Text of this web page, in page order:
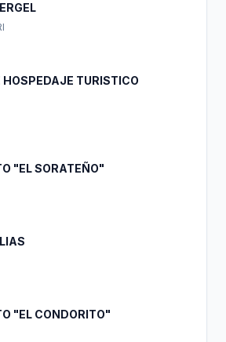
HOSPEDAJE TURISTICO
"EL SORATEÑO"
"EL CONDORITO"